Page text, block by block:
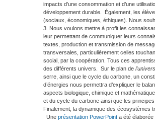
impacts d’une consommation et d’une
développement durable. Également, les
(sociaux, économiques, éthiques). Nous
3. Nous voulons mettre à profit les
leur permettant de communiquer leurs
textes, production et transmission de
transversales, particulièrement celles
social, par la coopération. Tous ces
des différents univers. Sur le plan de
serre, ainsi que le cycle du carbone, un
d’énergies nous permettra d’expliquer le
aspects biologique, chimique et
et du cycle du carbone ainsi que les
Finalement, la dynamique des écosystèmes
Une présentation PowerPoint a été